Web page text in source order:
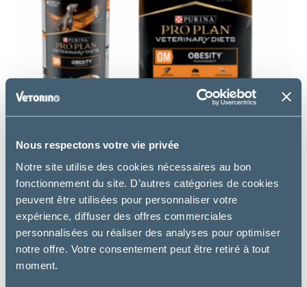
Nous respectons votre vie privée
Notre site utilise des cookies nécessaires au bon
fonctionnement du site. D’autres catégories de cookies
peuvent être utilisées pour personnaliser votre
expérience, diffuser des offres commerciales
personnalisées ou réaliser des analyses pour optimiser
notre offre. Votre consentement peut être retiré à tout
moment.
associés :